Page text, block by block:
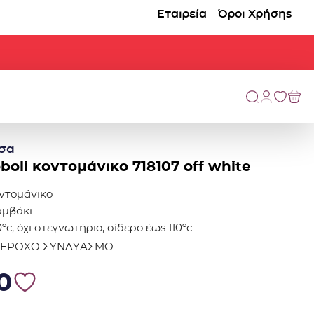
Εταιρεία Όροι Χρήσης
κοντομάνικο 718107 off white
όχι στεγνωτήριο, σίδερο έως 110ºc
ΣΥΝΔΥΑΣΜΟ